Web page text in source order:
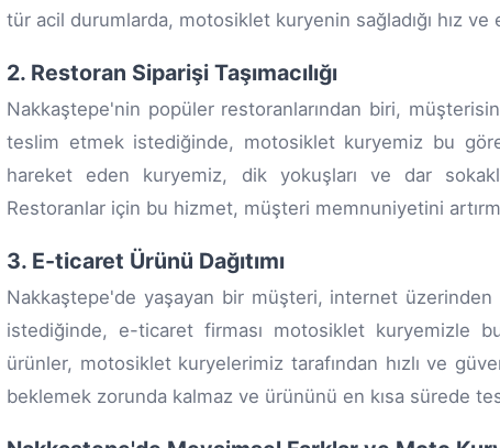
tür acil durumlarda, motosiklet kuryenin sağladığı hız
2. Restoran Siparişi Taşımacılığı
Nakkaştepe'nin popüler restoranlarından biri,
teslim etmek istediğinde, motosiklet kuryemiz bu
hareket eden kuryemiz, dik yokuşları ve dar
Restoranlar için bu hizmet, müşteri memnuniyetini
3. E-ticaret Ürünü Dağıtımı
Nakkaştepe'de yaşayan bir müşteri, internet üzerinden
istediğinde, e-ticaret firması motosiklet kuryemizle
ürünler, motosiklet kuryelerimiz tarafından hızlı ve
beklemek zorunda kalmaz ve ürününü en kısa sürede